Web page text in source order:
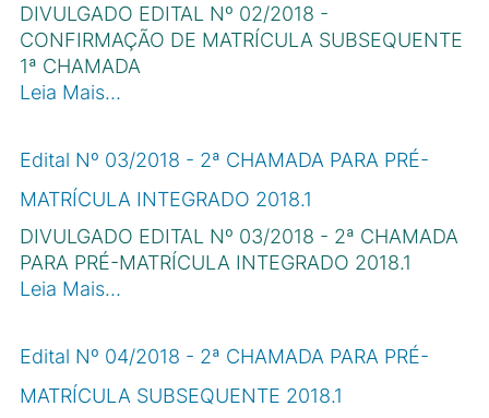
DIVULGADO EDITAL Nº 02/2018 -
CONFIRMAÇÃO DE MATRÍCULA SUBSEQUENTE
1ª CHAMADA
Leia Mais…
Edital Nº 03/2018 - 2ª CHAMADA PARA PRÉ-
MATRÍCULA INTEGRADO 2018.1
DIVULGADO EDITAL Nº 03/2018 - 2ª CHAMADA
PARA PRÉ-MATRÍCULA INTEGRADO 2018.1
Leia Mais…
Edital Nº 04/2018 - 2ª CHAMADA PARA PRÉ-
MATRÍCULA SUBSEQUENTE 2018.1